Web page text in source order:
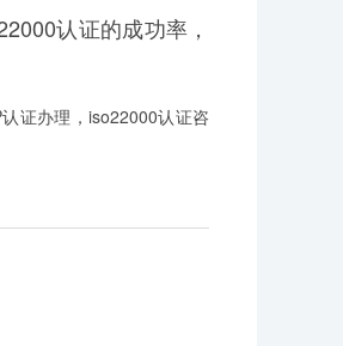
认证的成功率，
证办理，iso22000认证咨